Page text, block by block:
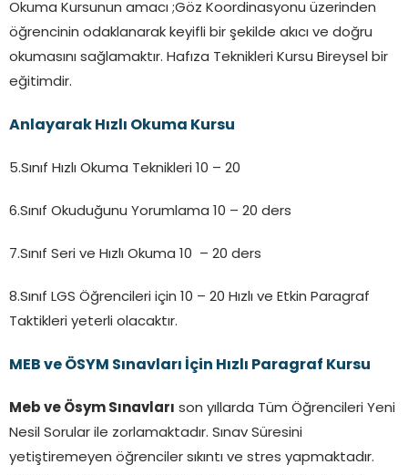
Okuma Kursunun amacı ;Göz Koordinasyonu üzerinden
öğrencinin odaklanarak keyifli bir şekilde akıcı ve doğru
okumasını sağlamaktır. Hafıza Teknikleri Kursu Bireysel bir
eğitimdir.
Anlayarak Hızlı Okuma Kursu
5.Sınıf Hızlı Okuma Teknikleri 10 – 20
6.Sınıf Okuduğunu Yorumlama 10 – 20 ders
7.Sınıf Seri ve Hızlı Okuma 10 – 20 ders
8.Sınıf LGS Öğrencileri için 10 – 20 Hızlı ve Etkin Paragraf
Taktikleri yeterli olacaktır.
MEB ve ÖSYM Sınavları İçin Hızlı Paragraf Kursu
Meb ve Ösym Sınavları son yıllarda Tüm Öğrencileri Yeni
Nesil Sorular ile zorlamaktadır. Sınav Süresini
yetiştiremeyen öğrenciler sıkıntı ve stres yapmaktadır.